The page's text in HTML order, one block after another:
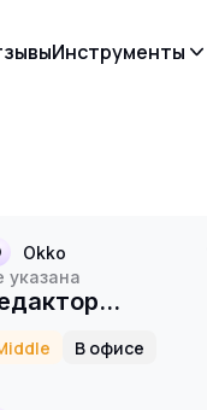
Инструменты
Okko
указана
В офисе